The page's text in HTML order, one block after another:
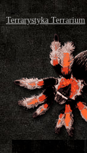
Terrarystyka Terrarium